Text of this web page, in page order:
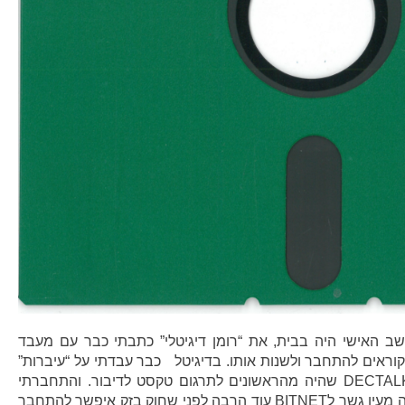
האישי היה בבית, את “רומן דיגיטלי” כתבתי כבר עם מעבד
כבר עבדתי על “עיברות”
מחשב הRAINBOW וכן מכשיר DECTALK שהיה מהראשונים לתרגום טקסט לדיבור. והתחברתי
לעולם באמצעות DECNET שהיתה מעין גשר לBITNET עוד הרבה לפני שחוק בזק איפשר להתחבר